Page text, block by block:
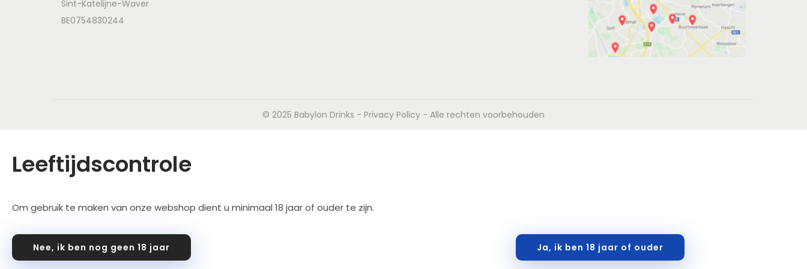
Sint-Katelijne-Waver
BE0754830244
© 2025 Babylon Drinks - Privacy Policy - Alle rechten voorbehouden
Leeftijdscontrole
Om gebruik te maken van onze webshop dient u minimaal 18 jaar of ouder te zijn.
Nee, ik ben nog geen 18 jaar Ja, ik ben 18 jaar of ouder